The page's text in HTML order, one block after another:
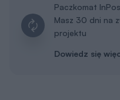
Paczkomat
Masz 30 dni na
projektu
Dowiedz się